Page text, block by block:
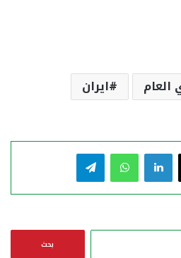
العام
ايران
لينكدإن واتساب